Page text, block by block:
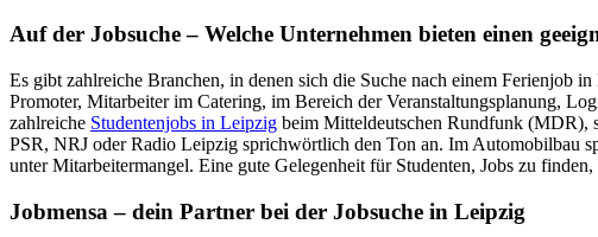
Auf der Jobsuche – Welche Unternehmen bieten einen
Es gibt zahlreiche Branchen, in denen sich die Suche nach einem Ferienjob
Promoter, Mitarbeiter im Catering, im Bereich der Veranstaltungsplanung,
zahlreiche Studentenjobs in Leipzig beim Mitteldeutschen Rundfunk (MDR),
PSR, NRJ oder Radio Leipzig sprichwörtlich den Ton an. Im Automobilbau
unter Mitarbeitermangel. Eine gute Gelegenheit für Studenten, Jobs zu
Jobmensa – dein Partner bei der Jobsuche in Leipzig